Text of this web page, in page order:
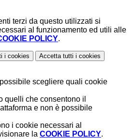
terzi da questo utilizzati si
al funzionamento ed utili alle
POLICY.
i cookies Accetta tutti i cookies
scegliere quali cookie
quelli che consentono il
e non è possibile
i cookie necessari al
la COOKIE POLICY.